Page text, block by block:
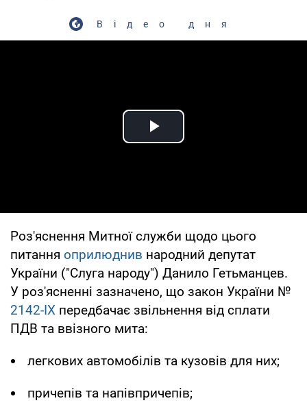
Відео дня
Play Video
Роз'яснення Митної служби щодо цього
питання оприлюднив народний депутат
України ("Слуга народу") Данило Гетьманцев.
У роз'ясненні зазначено, що закон України №
2142-IX передбачає звільнення від сплати
ПДВ та ввізного мита:
легкових автомобілів та кузовів для них;
причепів та напівпричепів;